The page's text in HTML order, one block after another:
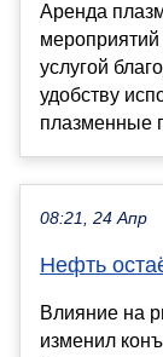
Аренда
мероприятий
услугой
удобству
плазменные
08:21, 24 Апр
Нефть
Влияние на
изменил